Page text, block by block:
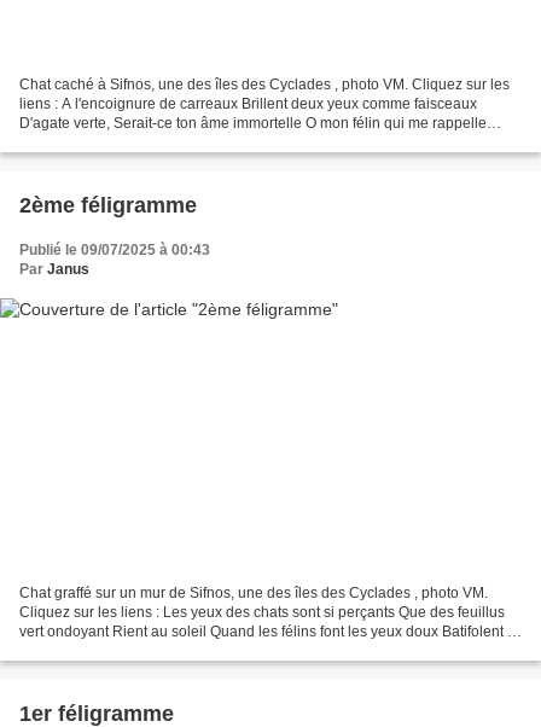
Chat caché à Sifnos, une des îles des Cyclades , photo VM. Cliquez sur les
liens : A l'encoignure de carreaux Brillent deux yeux comme faisceaux
D'agate verte, Serait-ce ton âme immortelle O mon félin qui me rappelle
2ème féligramme
Publié le 09/07/2025 à 00:43
Par Janus
Chat graffé sur un mur de Sifnos, une des îles des Cyclades , photo VM.
Cliquez sur les liens : Les yeux des chats sont si perçants Que des feuillus
vert ondoyant Rient au soleil Quand les félins font les yeux doux Batifolent et
1er féligramme